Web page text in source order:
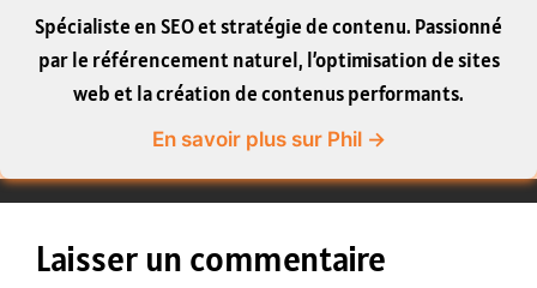
Spécialiste en SEO et stratégie de contenu. Passionné
par le référencement naturel, l’optimisation de sites
web et la création de contenus performants.
En savoir plus sur Phil →
Laisser un commentaire